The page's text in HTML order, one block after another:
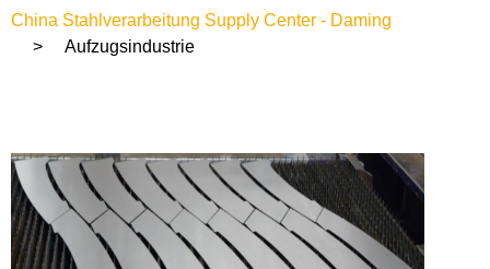
China Stahlverarbeitung Supply Center - Daming
Aufzugsindustrie